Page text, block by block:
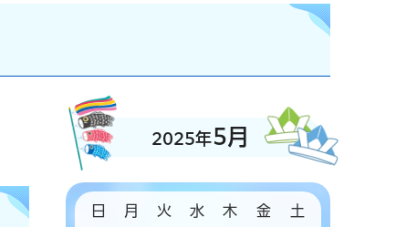
2025年5月
日 月 火 水 木 金
土